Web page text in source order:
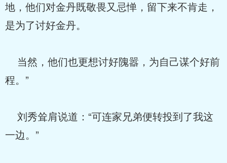
地，他们对金丹既敬畏又忌惮，留下来不肯走，
是为了讨好金丹。
当然，他们也更想讨好隗嚣，为自己谋个好前
程。”
刘秀耸肩说道：“可连家兄弟便转投到了我这
一边。”